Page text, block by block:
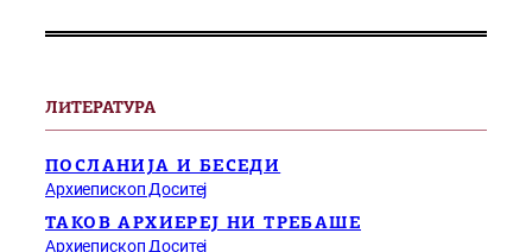
ЛИТЕРАТУРА
ПОСЛАНИЈА И БЕСЕДИ
Архиепископ Доситеј
ТАКОВ АРХИЕРЕЈ НИ ТРЕБАШЕ
Архиепископ Доситеј